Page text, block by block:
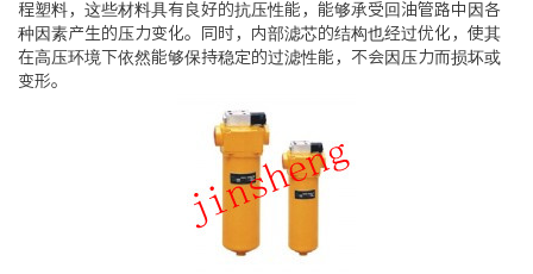
程塑料，这些材料具有良好的抗压性能，能够承受回油管路中因各
种因素产生的压力变化。同时，内部滤芯的结构也经过优化，使其
在高压环境下依然能够保持稳定的过滤性能，不会因压力而损坏或
变形。